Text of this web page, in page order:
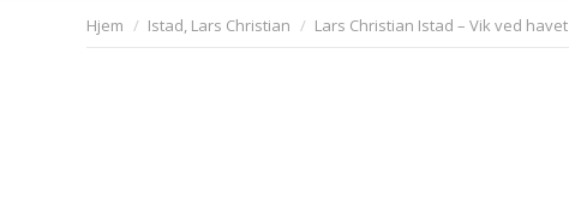
You are here:
Hjem Istad, Lars Christian Lars Christian Istad – Vik ved havet